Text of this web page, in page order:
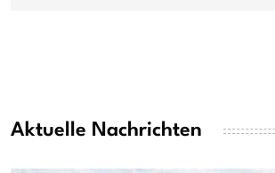
Aktuelle Nachrichten